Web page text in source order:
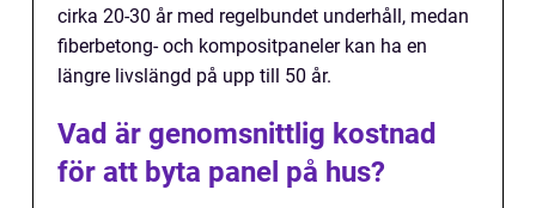
cirka 20-30 år med regelbundet underhåll, medan
fiberbetong- och kompositpaneler kan ha en
längre livslängd på upp till 50 år.
Vad är genomsnittlig kostnad
för att byta panel på hus?